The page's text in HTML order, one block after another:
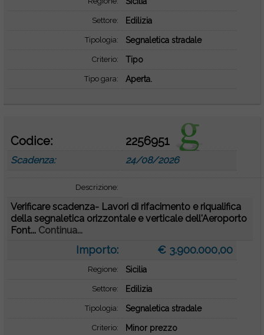
Settore: Edilizia
Tipologia: Segnaletica stradale
Criterio: Tipo
Tipo gara: Aperta.
Codice: 2256951
Scadenza: 24/08/2026
Descrizione:
Verificare scadenza- Lavori di rifacimento e riqualifica
della segnaletica orizzontale e verticale dell'Aeroporto
Font... Continua...
Importo: € 3.900.000,00
Regione: Sicilia
Settore: Edilizia
Tipologia: Segnaletica stradale
Criterio: Minor prezzo